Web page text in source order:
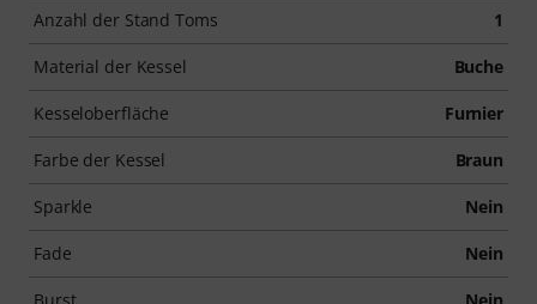
Anzahl der Stand Toms 1
Material der Kessel Buche
Kesseloberfläche Furnier
Farbe der Kessel Braun
Sparkle Nein
Fade Nein
Burst Nein